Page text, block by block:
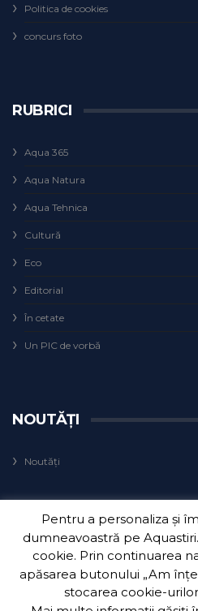
Politica de cookies
concurs foto
RUBRICI
Aqua 365
Aqua Natura
Aqua Tehnica
Cultură
Eco
Editorial
În cetate
Un PIC de vorbă
NOUTĂȚI
Noutăți
Copyright 2018 Aquatim S.A.|
Pentru a personaliza și
dumneavoastră pe
cookie. Prin continuarea
apăsarea butonului „Am
stocarea cookie-